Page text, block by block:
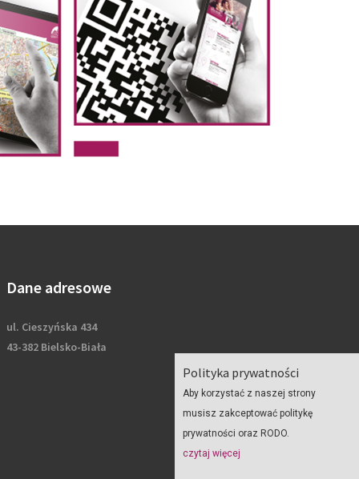
Polityka prywatności
Aby korzystać z naszej strony
musisz zakceptować politykę
prywatności oraz RODO.
czytaj więcej
Dane adresowe
ul. Cieszyńska 434
43-382 Bielsko-Biała